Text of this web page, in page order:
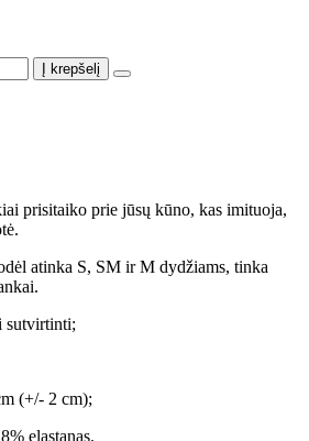
Į krepšelį
prisitaiko prie jūsų kūno, kas imituoja,
atinka S, SM ir M dydžiams, tinka
sutvirtinti;
(+/- 2 cm);
elastanas.